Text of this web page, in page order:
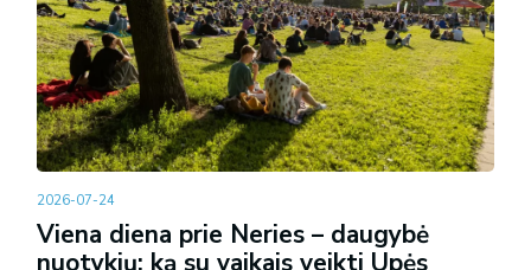
2026-07-24
Viena diena prie Neries – daugybė
nuotykių: ką su vaikais veikti Upės